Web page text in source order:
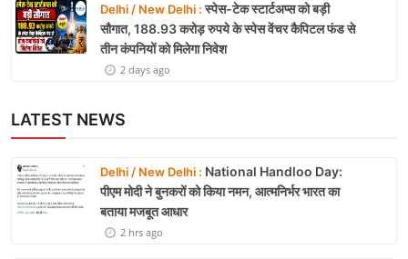
Delhi / New Delhi :स्पेस-टेक स्टार्टअप्स को बड़ी
सौगात, 188.93 करोड़ रुपये के स्पेस वेंचर कैपिटल फंड से
तीन कंपनियों को मिलेगा निवेश
2 days ago
LATEST NEWS
Delhi / New Delhi : National Handloo Day:
पीएम मोदी ने बुनकरों को किया नमन, आत्मनिर्भर भारत का
बताया मजबूत आधार
2 hrs ago